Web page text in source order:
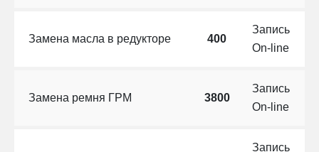
Замена масла в редукторе 400
Запись
On-line
Замена ремня ГРМ 3800
Запись
On-line
Запись